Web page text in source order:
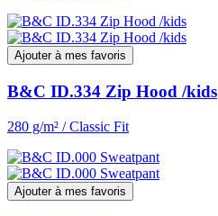
Ajouter à mes favoris
B&C ID.334 Zip Hood /kids
280 g/m² / Classic Fit
Ajouter à mes favoris